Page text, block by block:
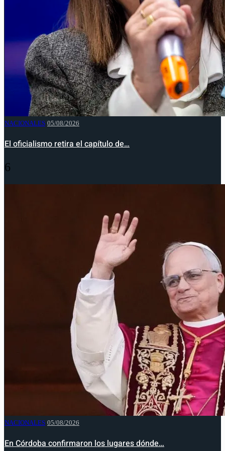
NACIONALES 05/08/2026
El oficialismo retira el capítulo de…
6
NACIONALES 05/08/2026
En Córdoba confirmaron los lugares dónde…